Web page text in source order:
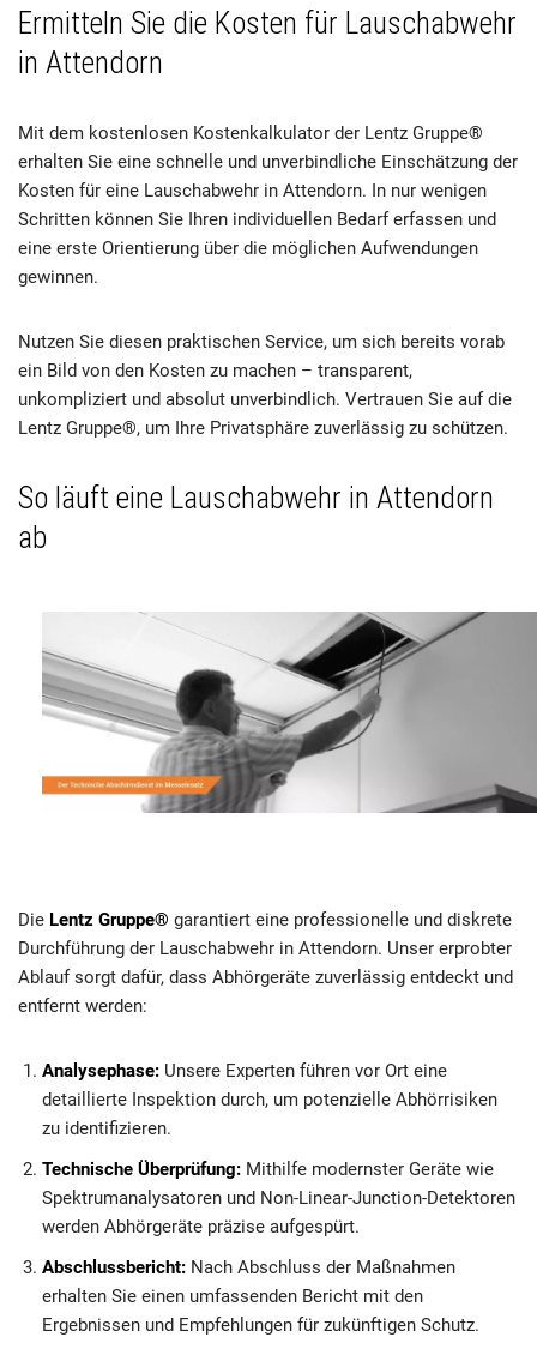
Ermitteln Sie die Kosten für Lauschabwehr
in Attendorn
Mit dem kostenlosen Kostenkalkulator der Lentz Gruppe®
erhalten Sie eine schnelle und unverbindliche Einschätzung der
Kosten für eine Lauschabwehr in Attendorn. In nur wenigen
Schritten können Sie Ihren individuellen Bedarf erfassen und
eine erste Orientierung über die möglichen Aufwendungen
gewinnen.
Nutzen Sie diesen praktischen Service, um sich bereits vorab
ein Bild von den Kosten zu machen – transparent,
unkompliziert und absolut unverbindlich. Vertrauen Sie auf die
Lentz Gruppe®, um Ihre Privatsphäre zuverlässig zu schützen.
So läuft eine Lauschabwehr in Attendorn
ab
Die Lentz Gruppe® garantiert eine professionelle und diskrete
Durchführung der Lauschabwehr in Attendorn. Unser erprobter
Ablauf sorgt dafür, dass Abhörgeräte zuverlässig entdeckt und
entfernt werden:
Analysephase: Unsere Experten führen vor Ort eine
detaillierte Inspektion durch, um potenzielle Abhörrisiken
zu identifizieren.
Technische Überprüfung: Mithilfe modernster Geräte wie
Spektrumanalysatoren und Non-Linear-Junction-Detektoren
werden Abhörgeräte präzise aufgespürt.
Abschlussbericht: Nach Abschluss der Maßnahmen
erhalten Sie einen umfassenden Bericht mit den
Ergebnissen und Empfehlungen für zukünftigen Schutz.